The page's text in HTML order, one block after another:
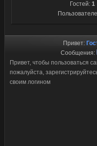
Гостей: 1
Привет:
Сообщения:
Привет, чтобы пользоваться
пожалуйста,
своим логином